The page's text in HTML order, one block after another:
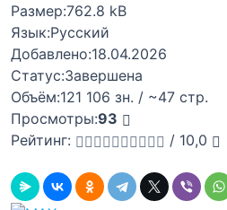
Размер:762.8 kB
Язык:Русский
Добавлено:18.04.2026
Статус:Завершена
Объём:121 106 зн. / ~47 стр.
Просмотры:93
Рейтинг:
/ 10,0